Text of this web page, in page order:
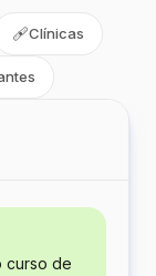
🩹Clínicas
curso de